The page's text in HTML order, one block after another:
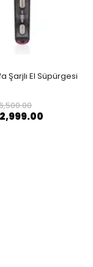
Şarjlı El Süpürgesi